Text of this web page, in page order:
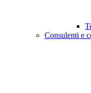
Consulenti e